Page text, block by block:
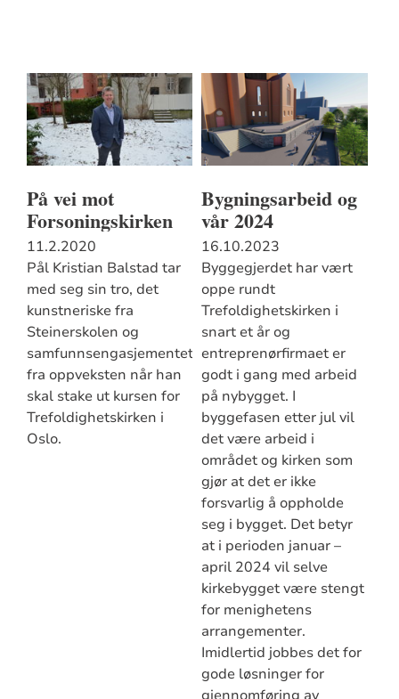
På vei mot
Forsoningskirken
11.2.2020
Pål Kristian Balstad tar
med seg sin tro, det
kunstneriske fra
Steinerskolen og
samfunnsengasjementet
fra oppveksten når han
skal stake ut kursen for
Trefoldighetskirken i
Oslo.
Bygningsarbeid og
vår 2024
16.10.2023
Byggegjerdet har vært
oppe rundt
Trefoldighetskirken i
snart et år og
entreprenørfirmaet er
godt i gang med arbeid
på nybygget. I
byggefasen etter jul vil
det være arbeid i
området og kirken som
gjør at det er ikke
forsvarlig å oppholde
seg i bygget. Det betyr
at i perioden januar –
april 2024 vil selve
kirkebygget være stengt
for menighetens
arrangementer.
Imidlertid jobbes det for
gode løsninger for